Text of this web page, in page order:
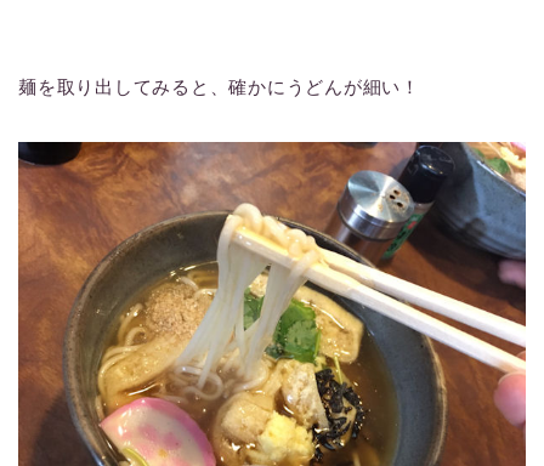
麺を取り出してみると、確かにうどんが細い！